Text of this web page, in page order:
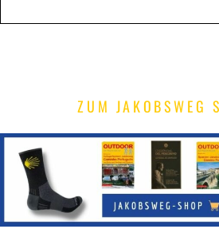
ZUM JAKOBSWEG